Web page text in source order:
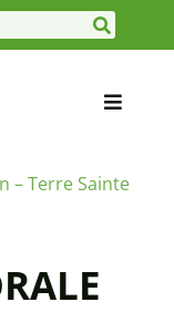
– Terre Sainte